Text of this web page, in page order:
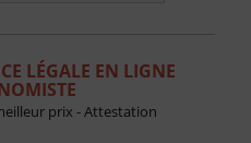
LÉGALE EN LIGNE
prix - Attestation